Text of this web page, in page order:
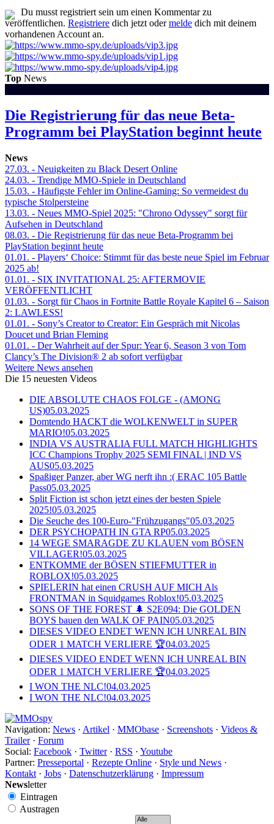
Du musst registriert sein um einen Kommentar zu
veröffentlichen. Registriere dich jetzt odermelde dich mit deinem
vorhandenen Account an.
Top News
Die Registrierung für das neue Beta-
Programm bei PlayStation beginnt heute
News
27.03. - Neuigkeiten zu Black Desert Online
24.03. - Trendige MMO-Spiele in Deutschland
15.03. - Häufigste Fehler im Online-Gaming: So vermeidest du
typische Stolpersteine
13.03. - Neues MMO-Spiel 2025: "Chrono Odyssey" sorgt für
Aufsehen in Deutschland
08.03. - Die Registrierung für das neue Beta-Programm bei
PlayStation beginnt heute
01.01. - Players‘ Choice: Stimmt für das beste neue Spiel im Februar
2025 ab!
01.01. - SIX INVITATIONAL 25: AFTERMOVIE
VERÖFFENTLICHT
01.03. - Sorgt für Chaos in Fortnite Battle Royale Kapitel 6 – Saison
2: LAWLESS!
01.01. - Sony’s Creator to Creator: Ein Gespräch mit Nicolas
Doucet und Brian Fleming
01.01. - Der Wahrheit auf der Spur: Year 6, Season 3 von Tom
Clancy’s The Division® 2 ab sofort verfügbar
Weitere News ansehen
Die 15 neuesten Videos
DIE ABSOLUTE CHAOS FOLGE - (AMONG
US)05.03.2025
Domtendo HACKT die WOLKENWELT in SUPER
MARIO!05.03.2025
INDIA VS AUSTRALIA FULL MATCH HIGHLIGHTS
ICC Champions Trophy 2025 SEMI FINAL | IND VS
AUS05.03.2025
Spaßiger Panzer, aber WG nerft ihn :( ERAC 105 Battle
Pass05.03.2025
Split Fiction ist schon jetzt eines der besten Spiele
2025!05.03.2025
Die Seuche des 100-Euro-"Frühzugangs"05.03.2025
DER PSYCHOPATH IN GTA RP05.03.2025
14 WEGE SMARAGDE ZU KLAUEN vom BÖSEN
VILLAGER!05.03.2025
ENTKOMME der BÖSEN STIEFMUTTER in
ROBLOX!05.03.2025
SPIELERIN hat einen CRUSH AUF MICH Als
FRONTMAN in Squidgames Roblox!05.03.2025
SONS OF THE FOREST 🌲 S2E094: Die GOLDEN
BOYS bauen den WALK OF PAIN05.03.2025
DIESES VIDEO ENDET WENN ICH UNREAL BIN
ODER 1 MATCH VERLIERE 🏆04.03.2025
DIESES VIDEO ENDET WENN ICH UNREAL BIN
ODER 1 MATCH VERLIERE 🏆04.03.2025
I WON THE NLC!04.03.2025
I WON THE NLC!04.03.2025
Navigation: News · Artikel · MMObase · Screenshots · Videos &
Trailer· Forum
Social: Facebook · Twitter· RSS · Youtube
Partner: Presseportal · Rezepte Online · Style und News ·
Kontakt · Jobs · Datenschutzerklärung · Impressum
Newsletter
Eintragen
Austragen